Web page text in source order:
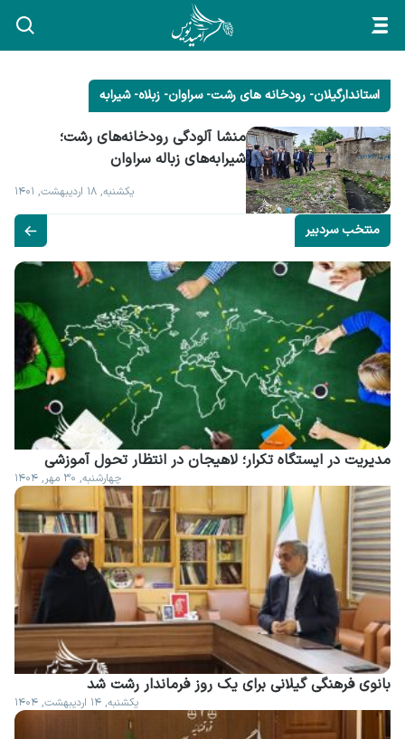
استاندارگیلان- رودخانه های رشت- سراوان- زبلاه- شیرابه
شیرابه‌های زباله سراوان
یکشنبه, ۱۸ اردیبهشت, ۱۴۰۱
منتخب سردبیر
مدیریت در ایستگاه تکرار؛ لاهیجان در انتظار تحول آموزشی
چهارشنبه, ۳۰ مهر, ۱۴۰۴
بانوی فرهنگی گیلانی برای یک روز فرماندار رشت شد
یکشنبه, ۱۴ اردیبهشت, ۱۴۰۴